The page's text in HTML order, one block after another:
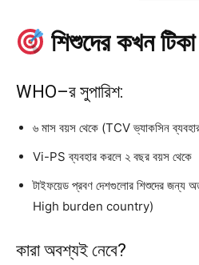
শিশুদের কখন
WHO–র সুপারিশ:
৬ মাস বয়স থেকে (TCV ভ্যাকসিন
Vi-PS ব্যবহার করলে ২ বছর বয়স থেকে
টাইফয়েড প্রবণ দেশগুলোর শিশুদের জন্য
High burden country)
কারা অবশ্যই নেবে?